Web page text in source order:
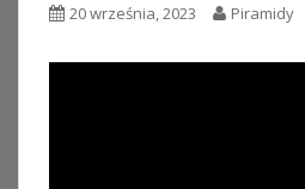
20 września, 2023 Piramidy